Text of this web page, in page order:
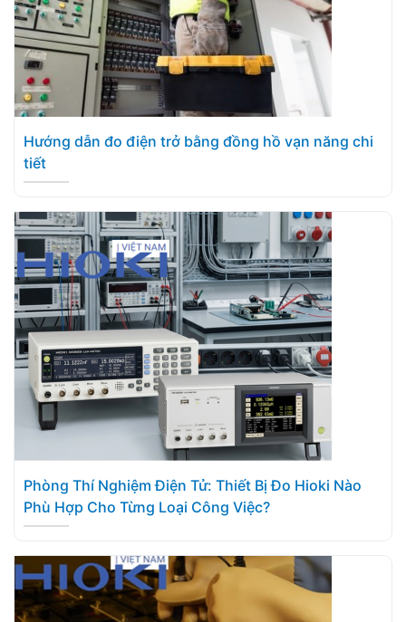
Hướng dẫn đo điện trở bằng đồng hồ vạn năng chi
tiết
Phòng Thí Nghiệm Điện Tử: Thiết Bị Đo Hioki Nào
Phù Hợp Cho Từng Loại Công Việc?